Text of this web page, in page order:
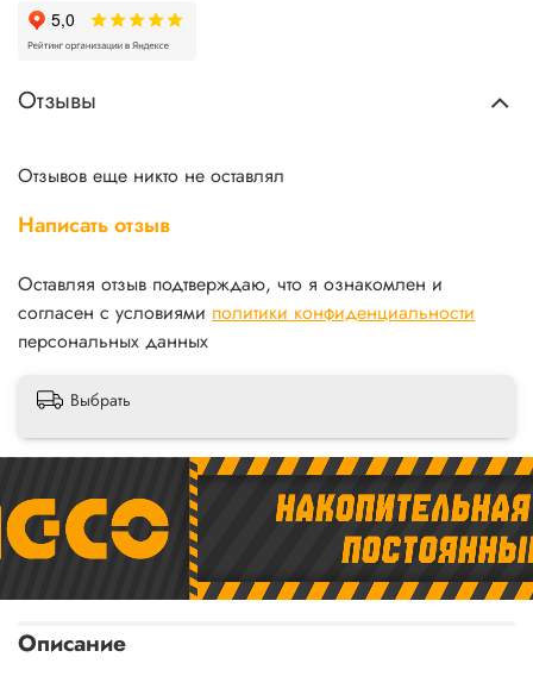
Отзывы
Отзывов еще никто не оставлял
Написать отзыв
Оставляя отзыв подтверждаю, что я ознакомлен и
согласен с условиями политики конфиденциальности
персональных данных
Выбрать
Описание